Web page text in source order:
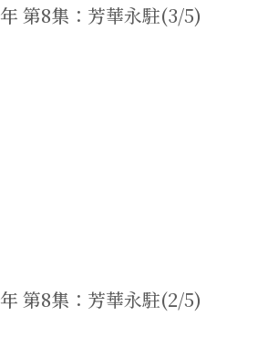
第8集：芳華永駐(3/5)
第8集：芳華永駐(2/5)